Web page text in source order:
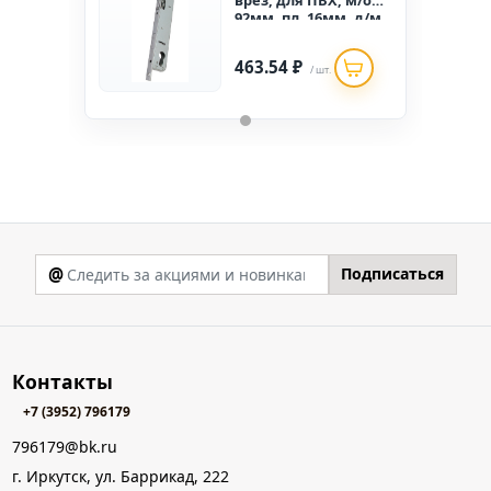
92мм, пл. 16мм, д/м
463.54 ₽ / шт.
@ Подписаться
Контакты
+7 (3952) 796179
796179@bk.ru
г. Иркутск, ул. Баррикад, 222